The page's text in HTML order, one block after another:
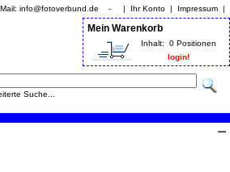
Mail: info@fotoverbund.de - | Ihr Konto | Impressum |
Mein Warenkorb
Inhalt:
0 Positionen
login!
Suche...